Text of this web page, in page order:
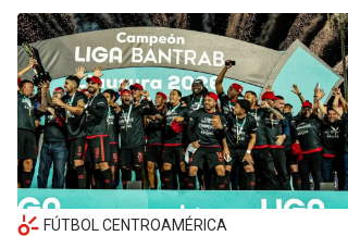
FÚTBOL CENTROAMÉRICA